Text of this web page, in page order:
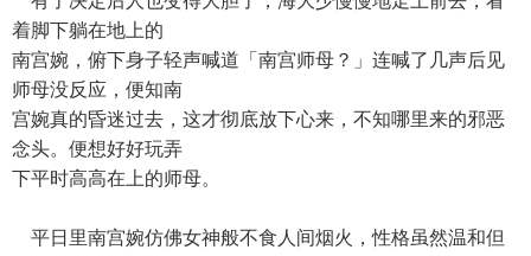
着脚下躺在地上的
南宫婉，俯下身子轻声喊道「南宫师母？」连喊了几声后见
师母没反应，便知南
宫婉真的昏迷过去，这才彻底放下心来，不知哪里来的邪恶
念头。便想好好玩弄
下平时高高在上的师母。
平日里南宫婉仿佛女神般不食人间烟火，性格虽然温和但